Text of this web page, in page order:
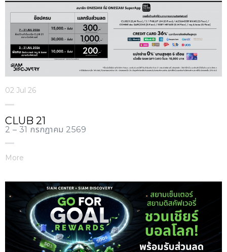
02 Jul 26
CLUB 21
2 – 31 กรกฎาคม 2569
More